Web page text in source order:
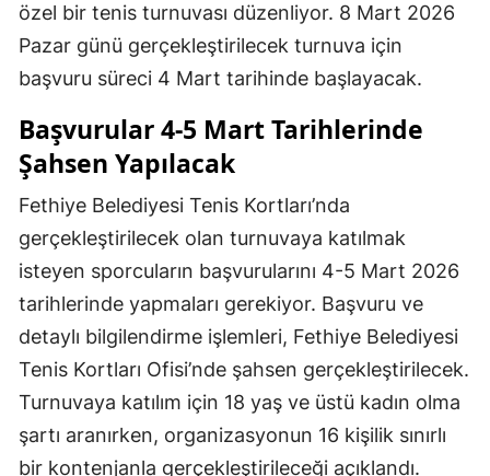
özel bir tenis turnuvası düzenliyor. 8 Mart 2026
Pazar günü gerçekleştirilecek turnuva için
başvuru süreci 4 Mart tarihinde başlayacak.
Başvurular 4-5 Mart Tarihlerinde
Şahsen Yapılacak
Fethiye Belediyesi Tenis Kortları’nda
gerçekleştirilecek olan turnuvaya katılmak
isteyen sporcuların başvurularını 4-5 Mart 2026
tarihlerinde yapmaları gerekiyor. Başvuru ve
detaylı bilgilendirme işlemleri, Fethiye Belediyesi
Tenis Kortları Ofisi’nde şahsen gerçekleştirilecek.
Turnuvaya katılım için 18 yaş ve üstü kadın olma
şartı aranırken, organizasyonun 16 kişilik sınırlı
bir kontenjanla gerçekleştirileceği açıklandı.